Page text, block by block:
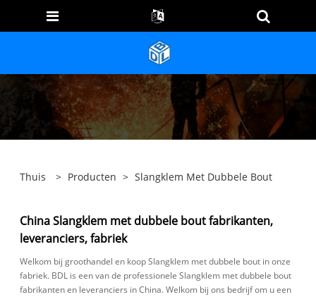
Thuis > Producten > Slangklem Met Dubbele Bout
China Slangklem met dubbele bout fabrikanten,
leveranciers, fabriek
Welkom bij groothandel en koop Slangklem met dubbele bout in onze
fabriek. BDL is een van de professionele Slangklem met dubbele bout
fabrikanten en leveranciers in China. Welkom bij ons bedrijf om u een